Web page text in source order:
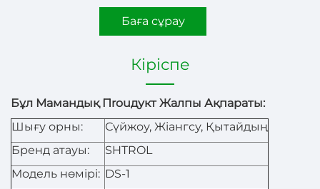
Баға сұрау
Кіріспе
Бұл Мамандық Пrouдукт Жалпы Ақпараты:
Шығу орны:
Сүйжоу, Жіангсу, Қытайдың
Бренд атауы:
SHTROL
Модель нөмірі: DS-1